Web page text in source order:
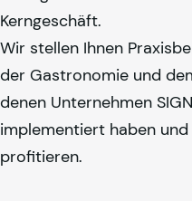
Kerngeschäft.
Wir stellen Ihnen
der Gastronomie und
denen Unternehmen
implementiert haben
profitieren.